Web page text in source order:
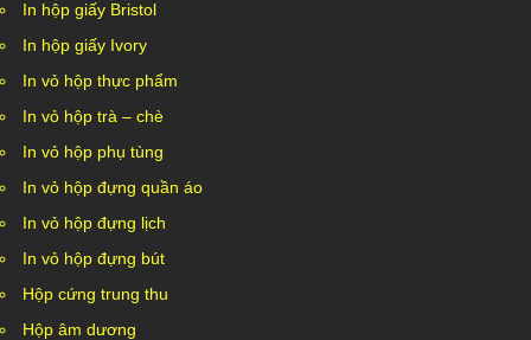
In hộp giấy Bristol
In hộp giấy Ivory
In vỏ hộp thực phẩm
In vỏ hộp trà – chè
In vỏ hộp phụ tùng
In vỏ hộp đựng quần áo
In vỏ hộp đựng lịch
In vỏ hộp đựng bút
Hộp cứng trung thu
Hộp âm dương